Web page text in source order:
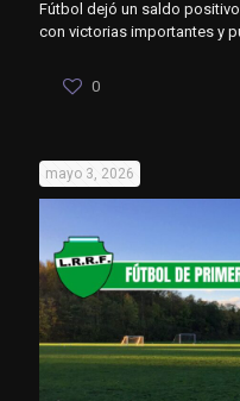
Fútbol dejó un saldo
con victorias importantes y
0
mayo 3, 2026